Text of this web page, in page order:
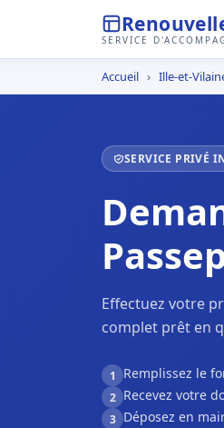
SERVICE
Accueil › Ille-et-
SERVICE PRIVÉ
Effectuez votre
complet prêt en
1 Remplissez le
2 Recevez votre
3 Déposez en